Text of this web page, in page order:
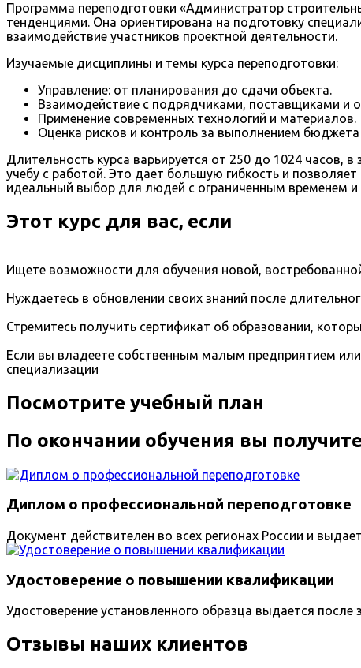
Программа переподготовки «Администратор
тенденциями. Она ориентирована на подготовку
взаимодействие участников проектной деятельности.
Изучаемые дисциплины и темы курса переподготовки:
Управление: от планирования до сдачи объекта.
Взаимодействие с подрядчиками, поставщиками и
Применение современных технологий и материалов.
Оценка рисков и контроль за выполнением бюджета
Длительность курса варьируется от 250 до 1024
учебу с работой. Это дает большую гибкость и
идеальный выбор для людей с ограниченным временем
Этот курс для вас, если
Ищете возможности для обучения новой,
Нуждаетесь в обновлении своих знаний после
Стремитесь получить сертификат об образовании,
Если вы владеете собственным малым предприятием
специализации
Посмотрите учебный план
По окончании обучения вы получите
Диплом о профессиональной переподготовке
Документ действителен во всех регионах России и
Удостоверение о повышении квалификации
Удостоверение установленного образца выдается
Отзывы наших клиентов